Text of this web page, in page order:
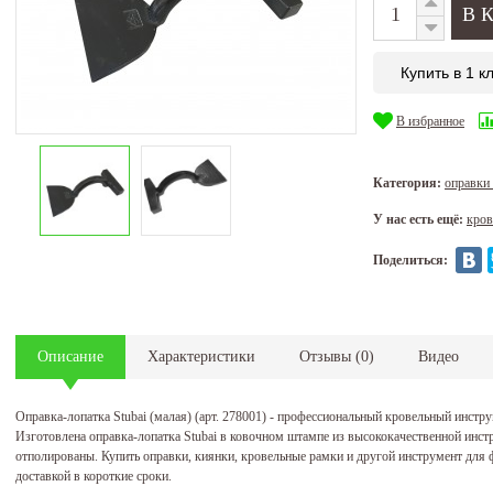
Купить в 1
В избранное
Категория:
У нас есть ещё:
Поделиться:
Описание Характеристики Отзывы (0) Видео
Оправка-лопатка Stubai (малая) (арт. 278001) - профессиональный кровельный
Изготовлена оправка-лопатка Stubai в ковочном штампе из высококачественной
отполированы. Купить оправки, киянки, кровельные рамки и другой инструмент
доставкой в короткие сроки.